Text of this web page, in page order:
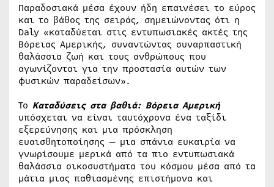
Παραδοσιακά μέσα έχουν ήδη επαινέσει το εύρος
και το βάθος της σειράς, σημειώνοντας ότι η
Daly «καταδύεται στις εντυπωσιακές ακτές της
Βόρειας Αμερικής, συναντώντας συναρπαστική
θαλάσσια ζωή και τους ανθρώπους που
αγωνίζονται για την προστασία αυτών των
φυσικών παραδείσων».
Το Καταδύσεις στα βαθιά: Βόρεια Αμερική
υπόσχεται να είναι ταυτόχρονα ένα ταξίδι
εξερεύνησης και μια πρόσκληση
ευαισθητοποίησης — μια σπάνια ευκαιρία να
γνωρίσουμε μερικά από τα πιο εντυπωσιακά
θαλάσσια οικοσυστήματα του κόσμου μέσα από τα
μάτια μιας παθιασμένης επιστήμονα και